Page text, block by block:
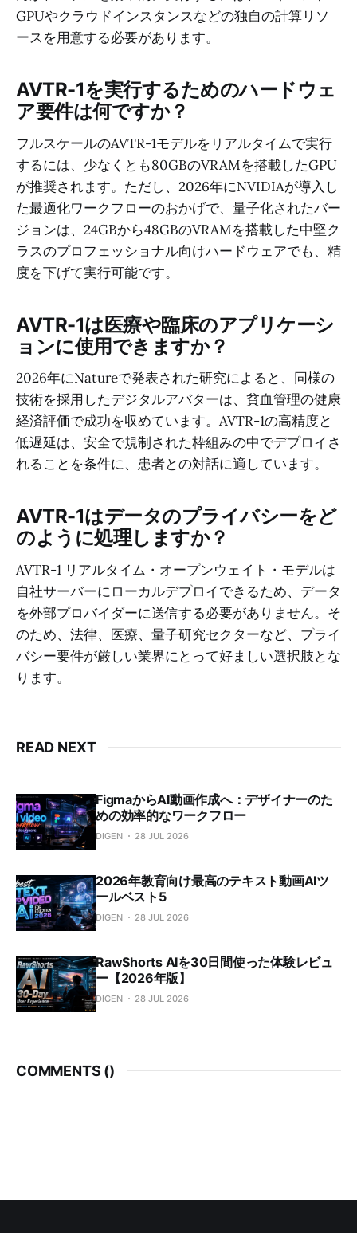
GPUやクラウドインスタンスなどの独自の計算リソ
ースを用意する必要があります。
AVTR-1を実行するためのハードウェ
ア要件は何ですか？
フルスケールのAVTR-1モデルをリアルタイムで実行
するには、少なくとも80GBのVRAMを搭載したGPU
が推奨されます。ただし、2026年にNVIDIAが導入し
た最適化ワークフローのおかげで、量子化されたバー
ジョンは、24GBから48GBのVRAMを搭載した中堅ク
ラスのプロフェッショナル向けハードウェアでも、精
度を下げて実行可能です。
AVTR-1は医療や臨床のアプリケーシ
ョンに使用できますか？
2026年にNatureで発表された研究によると、同様の
技術を採用したデジタルアバターは、貧血管理の健康
経済評価で成功を収めています。AVTR-1の高精度と
低遅延は、安全で規制された枠組みの中でデプロイさ
れることを条件に、患者との対話に適しています。
AVTR-1はデータのプライバシーをど
のように処理しますか？
AVTR-1 リアルタイム・オープンウェイト・モデルは
自社サーバーにローカルデプロイできるため、データ
を外部プロバイダーに送信する必要がありません。そ
のため、法律、医療、量子研究セクターなど、プライ
バシー要件が厳しい業界にとって好ましい選択肢とな
ります。
READ NEXT
FigmaからAI動画作成へ：デザイナーのた
めの効率的なワークフロー
DIGEN 28 JUL 2026
2026年教育向け最高のテキスト動画AIツ
ールベスト5
DIGEN 28 JUL 2026
RawShorts AIを30日間使った体験レビュ
ー【2026年版】
DIGEN 28 JUL 2026
COMMENTS ()